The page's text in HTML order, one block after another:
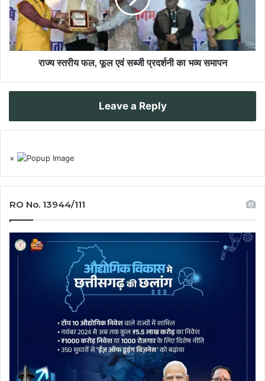
राज्य स्तरीय फल, फूल एवं सब्जी प्रदर्शनी का भव्य समापन
Leave a Reply
×
RO No. 13944/111